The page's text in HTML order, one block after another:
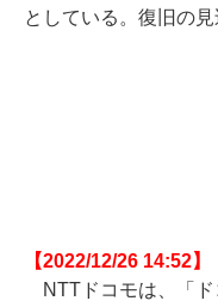
としている。復旧の
【2022/12/26 14:52】
NTTドコモは、「ド